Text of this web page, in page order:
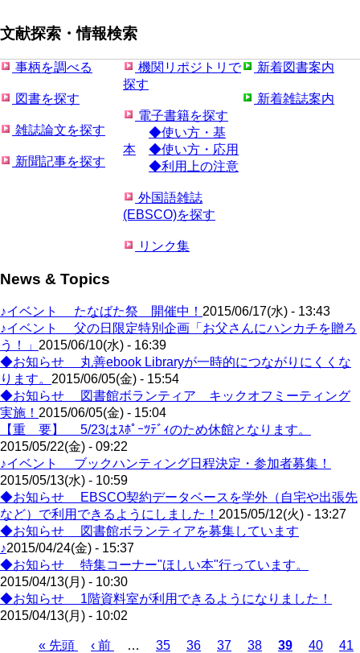
文献探索・情報検索
事柄を調べる
図書を探す
雑誌論文を探す
新聞記事を探す
機関リポジトリで
探す
電子書籍を探す
◆使い方・基
本
◆使い方・応用
◆利用上の注意
外国語雑誌
(EBSCO)を探す
リンク集
新着図書案内
新着雑誌案内
News & Topics
♪イベント たなばた祭 開催中！ 2015/06/17(水) - 13:43
♪イベント 父の日限定特別企画「お父さんにハンカチを贈ろ
う！」 2015/06/10(水) - 16:39
◆お知らせ 丸善ebook Libraryが一時的につながりにくくな
ります。 2015/06/05(金) - 15:54
◆お知らせ 図書館ボランティア キックオフミーティング
実施！ 2015/06/05(金) - 15:04
【重 要】 5/23はｽﾎﾟｰﾂﾃﾞｨのため休館となります。
2015/05/22(金) - 09:22
♪イベント ブックハンティング日程決定・参加者募集！
2015/05/13(水) - 10:59
◆お知らせ EBSCO契約データベースを学外（自宅や出張先
など）で利用できるようにしました！ 2015/05/12(火) - 13:27
◆お知らせ 図書館ボランティアを募集しています
♪2015/04/24(金) - 15:37
◆お知らせ 特集コーナー"ほしい本"行っています。
2015/04/13(月) - 10:30
◆お知らせ 1階資料室が利用できるようになりました！
2015/04/13(月) - 10:02
先
« 先頭
前
‹ 前 … Page
35 Page
36 Page
37 Page
38
カ
39 Page
40
41